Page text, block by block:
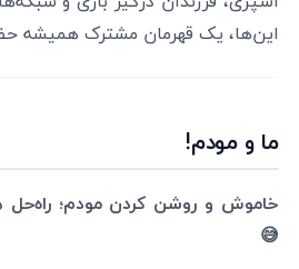
این‌ها، یک قهرمان مشترک همیشه
ما و مودم!
خاموش و روشن کردن مودم؛
😅